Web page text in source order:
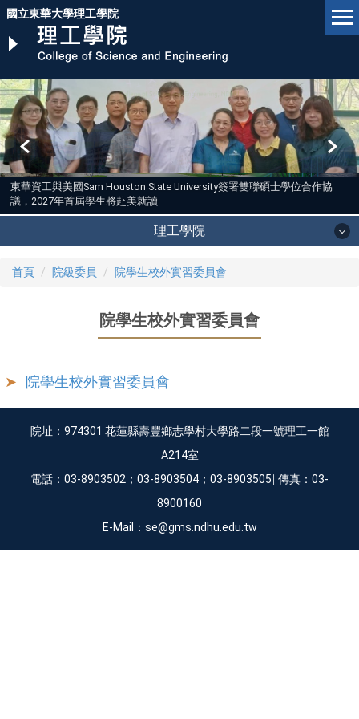
跳
主
內
容
區
國立東華大學理工學院
東華資工與美國Sam Houston State University簽署雙聯碩士學位合作協
議，2027年首屆學生將赴美就讀
理工學院
首頁 院級委員 院學生校外實習委員會
院學生校外實習委員會
院學生校外實習委員會
院址：974301 花蓮縣壽豐鄉志學村大學路二段一號理工一館
A214室
電話：03-8903502；03-8903504；03-8903505∥傳真：03-
8900160
E-Mail：se@gms.ndhu.edu.tw